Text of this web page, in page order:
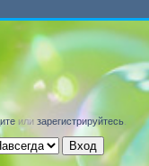
или зарегистрируйтесь